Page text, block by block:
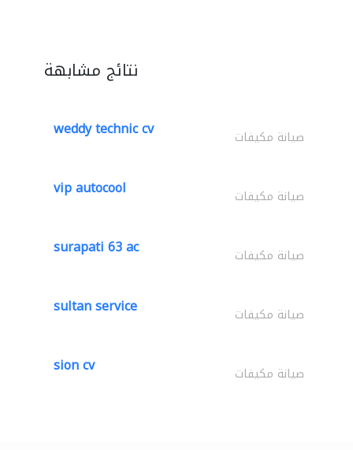
نتائج مشابهة
weddy technic cv صيانة مكيفات
vip autocool صيانة مكيفات
surapati 63 ac صيانة مكيفات
sultan service صيانة مكيفات
sion cv صيانة مكيفات